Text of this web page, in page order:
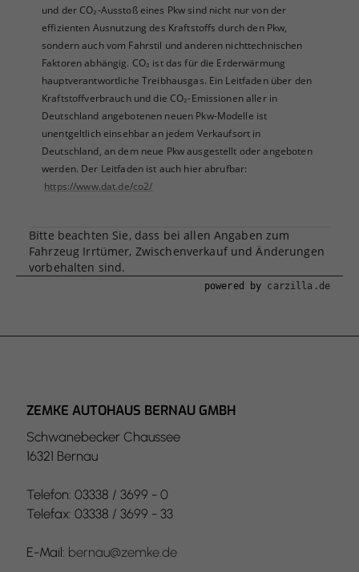
und der CO₂-Ausstoß eines Pkw sind nicht nur von der
effizienten Ausnutzung des Kraftstoffs durch den Pkw,
sondern auch vom Fahrstil und anderen nichttechnischen
Faktoren abhängig. CO₂ ist das für die Erderwärmung
hauptverantwortliche Treibhausgas. Ein Leitfaden über den
Kraftstoffverbrauch und die CO₂-Emissionen aller in
Deutschland angebotenen neuen Pkw-Modelle ist
unentgeltlich einsehbar an jedem Verkaufsort in
Deutschland, an dem neue Pkw ausgestellt oder angeboten
werden. Der Leitfaden ist auch hier abrufbar:
https://www.dat.de/co2/
Bitte beachten Sie, dass bei allen Angaben zum
Fahrzeug Irrtümer, Zwischenverkauf und Änderungen
vorbehalten sind.
powered by carzilla.de
ZEMKE AUTOHAUS BERNAU GMBH
Schwanebecker Chaussee
16321 Bernau
Telefon: 03338 / 3699 - 0
Telefax: 03338 / 3699 - 33
E-Mail: bernau@zemke.de